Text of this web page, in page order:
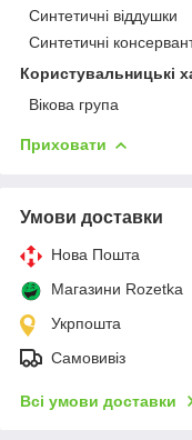
Синтетичні віддушки
Синтетичні
Користувальницькі
Вікова група
Приховати
Умови доставки
Нова Пошта
Магазини Rozetka
Укрпошта
Самовивіз
Всі умови доставки